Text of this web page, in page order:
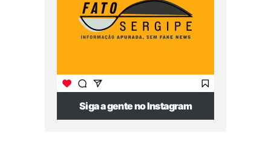
Siga a gente no Instagram